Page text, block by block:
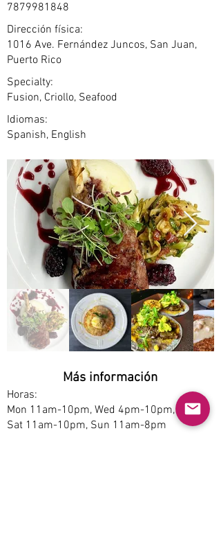
7879981848
Dirección física:
1016 Ave. Fernández Juncos, San Juan,
Puerto Rico
Specialty:
Fusion, Criollo, Seafood
Idiomas:
Spanish, English
Más información
Horas:
Mon 11am-10pm, Wed 4pm-10pm, Thu-
Sat 11am-10pm, Sun 11am-8pm